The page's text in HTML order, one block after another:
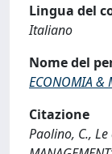
Lingua del
Italiano
Nome del
ECONOMIA &
Citazione
Paolino, C.,